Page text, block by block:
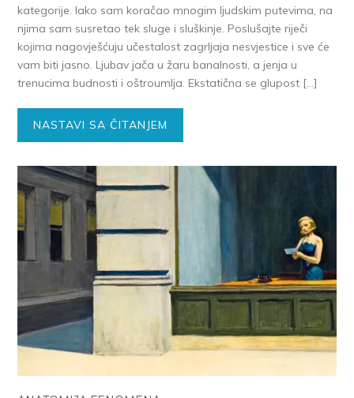
kategorije. Iako sam koračao mnogim ljudskim putevima, na
njima sam susretao tek sluge i sluškinje. Poslušajte riječi
kojima nagovješćuju učestalost zagrljaja nesvjestice i sve će
vam biti jasno. Ljubav jača u žaru banalnosti, a jenja u
trenucima budnosti i oštroumlja. Ekstatična se glupost […]
NASTAVI SA ČITANJEM